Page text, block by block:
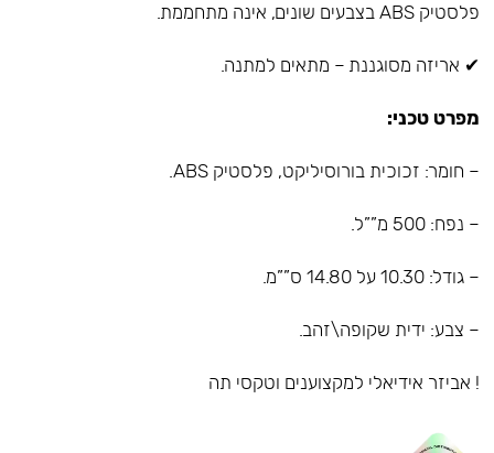
פלסטיק ABS בצבעים שונים, אינה מתחממת.
✔ אריזה מסוגננת – מתאים למתנה.
מפרט טכני:
– חומר: זכוכית בורוסיליקט, פלסטיק ABS.
– נפח: 500 מ””ל.
– גודל: 10.30 על 14.80 ס””מ.
– צבע: ידית שקופה\זהב.
! אביזר אידיאלי למקצוענים וטקסי תה